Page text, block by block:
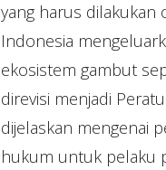
yang harus dilakukan
Indonesia
ekosistem gambut
direvisi menjadi
dijelaskan mengenai
hukum untuk pelaku